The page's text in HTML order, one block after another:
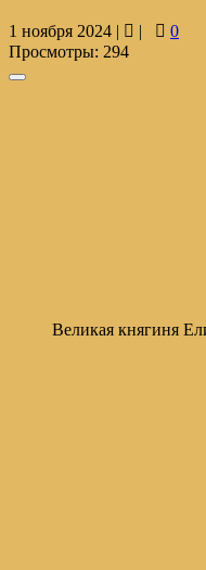
1 ноября 2024 | |
0
Просмотры: 294
Великая княгиня